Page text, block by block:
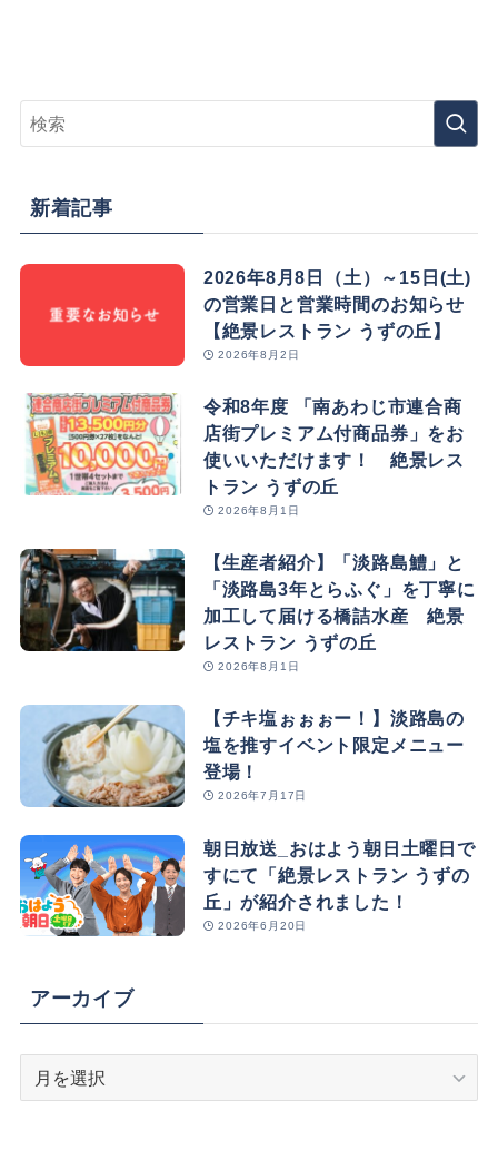
新着記事
2026年8月8日（土）～15日(土)
の営業日と営業時間のお知らせ
【絶景レストラン うずの丘】
2026年8月2日
令和8年度 「南あわじ市連合商
店街プレミアム付商品券」をお
使いいただけます！ 絶景レス
トラン うずの丘
2026年8月1日
【生産者紹介】「淡路島鱧」と
「淡路島3年とらふぐ」を丁寧に
加工して届ける橋詰水産 絶景
レストラン うずの丘
2026年8月1日
【チキ塩ぉぉぉー！】淡路島の
塩を推すイベント限定メニュー
登場！
2026年7月17日
朝日放送_おはよう朝日土曜日で
すにて「絶景レストラン うずの
丘」が紹介されました！
2026年6月20日
アーカイブ